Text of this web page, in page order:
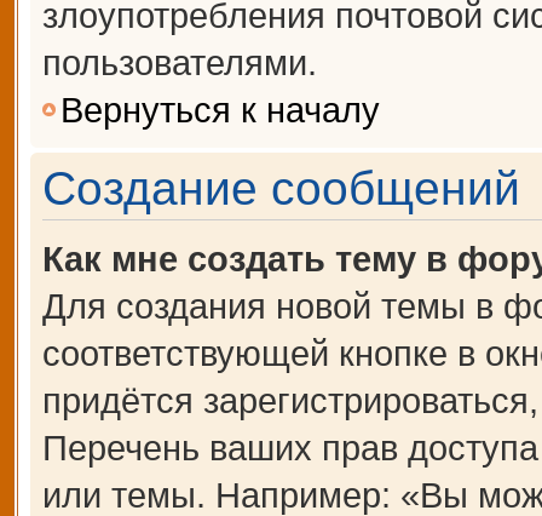
злоупотребления почтовой
пользователями.
Вернуться к началу
Создание сообщений
Как мне создать тему в
Для создания новой темы в
соответствующей кнопке в
придётся
Перечень ваших прав
или темы. Например: «Вы